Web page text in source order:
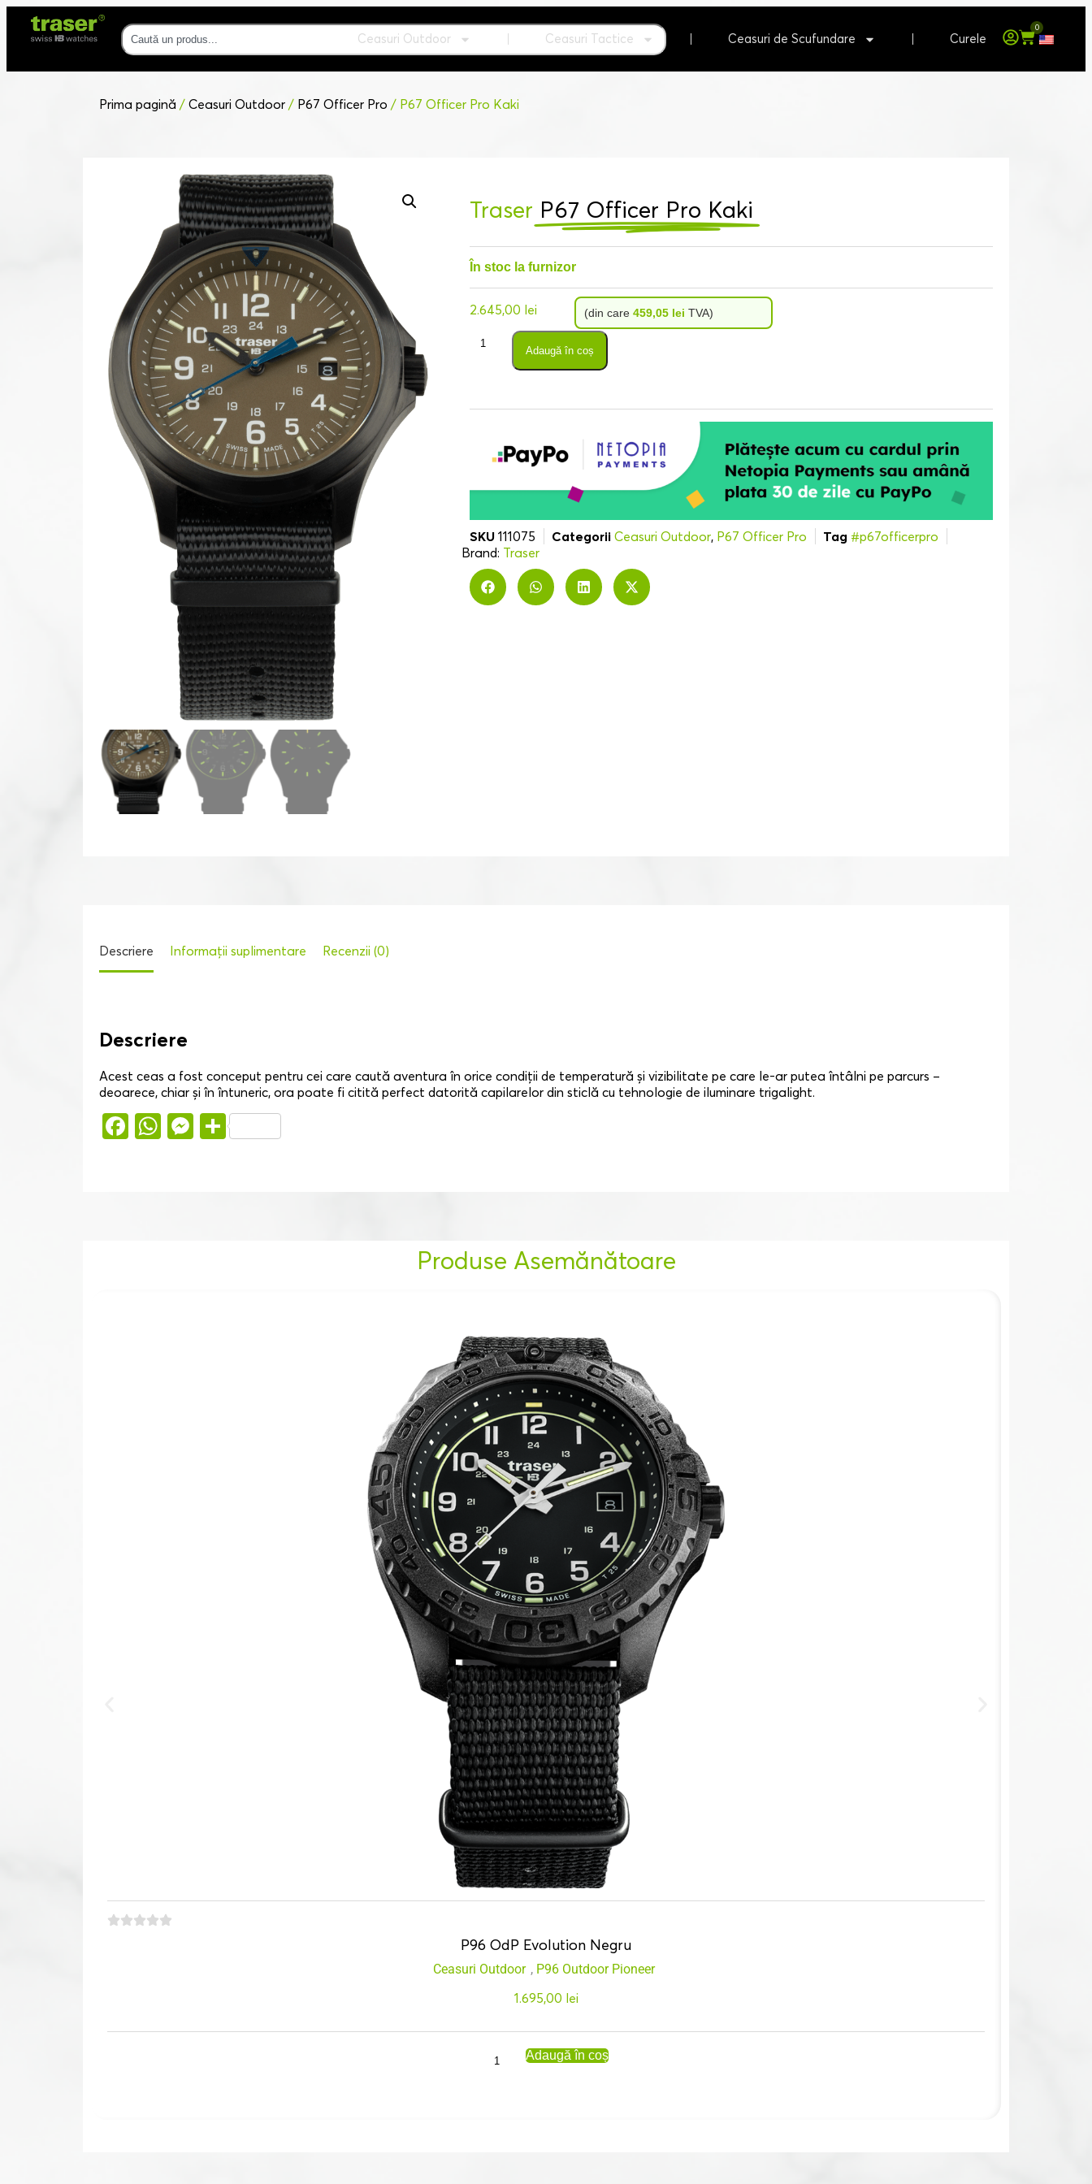
Ceasuri Outdoor Ceasuri Tactice Ceasuri de Scufundare Curele
0
Prima pagină / Ceasuri Outdoor / P67 Officer Pro / P67 Officer Pro Kaki
Traser P67 Officer Pro Kaki
În stoc la furnizor
2.645,00 lei (din care 459,05 lei TVA)
Adaugă în coș
SKU 111075 Categorii Ceasuri Outdoor, P67 Officer Pro Tag #p67officerpro
Brand: Traser
Descriere Informații suplimentare Recenzii (0)
Descriere
Acest ceas a fost conceput pentru cei care caută aventura în orice condiții de temperatură și vizibilitate pe care le-ar putea întâlni pe parcurs –
deoarece, chiar și în întuneric, ora poate fi citită perfect datorită capilarelor din sticlă cu tehnologie de iluminare trigalight.
Facebook
WhatsApp
Messenger
Partajează
Produse Asemănătoare
P96 OdP Evolution Negru
Ceasuri Outdoor , P96 Outdoor Pioneer
1.695,00 lei
Adaugă în coș